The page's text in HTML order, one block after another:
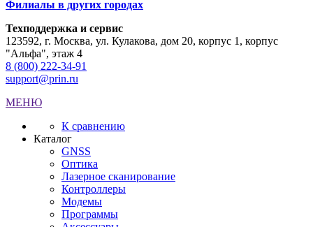
Филиалы в других городах
Техподдержка и сервис
123592, г. Москва, ул. Кулакова, дом 20, корпус 1, корпус
"Альфа", этаж 4
8 (800) 222-34-91
support@prin.ru
МЕНЮ
К сравнению
Каталог
GNSS
Оптика
Лазерное сканирование
Контроллеры
Модемы
Программы